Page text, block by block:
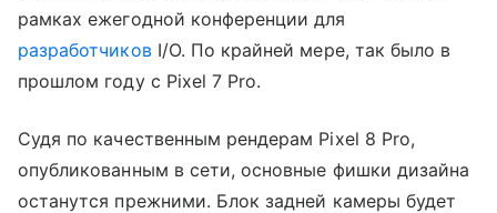
рамках ежегодной конференции для
разработчиковI/O. По крайней мере, так было в
прошлом году с Pixel 7 Pro.
Судя по качественным рендерам Pixel 8 Pro,
опубликованным в сети, основные фишки дизайна
останутся прежними. Блок задней камеры будет